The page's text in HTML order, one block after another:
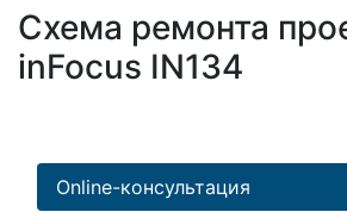
Схема ремонта
inFocus IN134
Online-консультация